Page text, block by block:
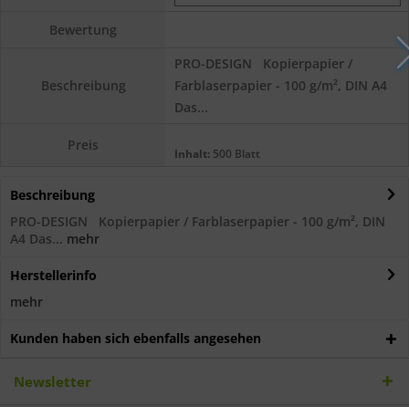
Bewertung
Beschreibung
PRO-DESIGN Kopierpapier /
Farblaserpapier - 100 g/m², DIN A4
Das...
Preis Inhalt: 500 Blatt
Beschreibung
PRO-DESIGN Kopierpapier / Farblaserpapier - 100 g/m², DIN
A4 Das... mehr
Herstellerinfo
mehr
Kunden haben sich ebenfalls angesehen
Newsletter